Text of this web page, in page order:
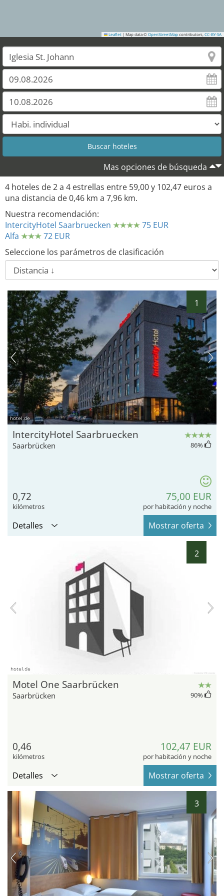
Leaflet | Map data © OpenStreetMap contributors, CC-BY-SA
Mas opciones de búsqueda
4 hoteles de2a 4 estrellas entre 59,00y 102,47 euros a
una distancia de0,46 km a 7,96 km.
Nuestra recomendación:
IntercityHotel Saarbruecken
75 EUR
Alfa
72 EUR
Seleccione los parámetros de clasificación
1
hotel.de
IntercityHotel Saarbruecken
Saarbrücken 86%
0,72
kilómetros
75,00 EUR
por habitación y noche
Detalles Mostrar oferta
2
hotel.de
Motel One Saarbrücken
Saarbrücken 90%
0,46
kilómetros
102,47 EUR
por habitación y noche
Detalles Mostrar oferta
3